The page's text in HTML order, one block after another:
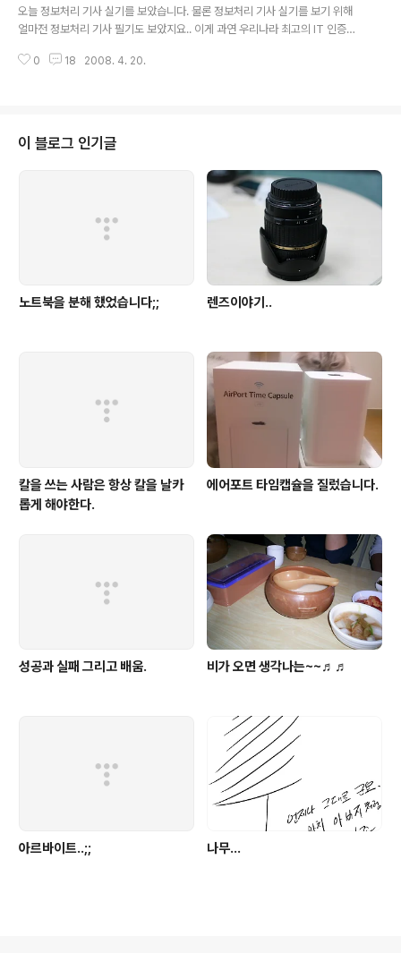
오늘 정보처리 기사 실기를 보았습니다. 물론 정보처리 기사 실기를 보기 위해
얼마전 정보처리 기사 필기도 보았지요.. 이게 과연 우리나라 최고의 IT 인증이
이가 아닐까요? 필기 시험....누구든 하루만 시험문제를 달달 외워 버리면 붙을
부여잡고 시험을 보고 왔습니다. 실기가 머이래? 필기 시험이네..-_-;; ((미리 시
험 유형 같은걸 공부하지 않은 관계로 자세히 몰랐었습니다..)) 근데 시험 문..
0 18 2008. 4. 20.
이 블로그 인기글
노트북을 분해 했었습니다;; 렌즈이야기..
칼을 쓰는 사람은 항상 칼을 날카
롭게 해야한다.
에어포트 타임캡슐을 질렀습니다.
성공과 실패 그리고 배움. 비가 오면 생각나는~~♬♬
아르바이트..;; 나무…